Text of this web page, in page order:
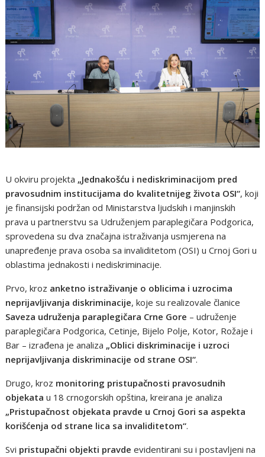
U okviru projekta „Jednakošću i nediskriminacijom pred
pravosudnim institucijama do kvalitetnijeg života OSI“, koji
je finansijski podržan od Ministarstva ljudskih i manjinskih
prava u partnerstvu sa Udruženjem paraplegičara Podgorica,
sprovedena su dva značajna istraživanja usmjerena na
unapređenje prava osoba sa invaliditetom (OSI) u Crnoj Gori u
oblastima jednakosti i nediskriminacije.
Prvo, kroz anketno istraživanje o oblicima i uzrocima
neprijavljivanja diskriminacije, koje su realizovale članice
Saveza udruženja paraplegičara Crne Gore – udruženje
paraplegičara Podgorica, Cetinje, Bijelo Polje, Kotor, Rožaje i
Bar – izrađena je analiza „Oblici diskriminacije i uzroci
neprijavljivanja diskriminacije od strane OSI“.
Drugo, kroz monitoring pristupačnosti pravosudnih
objekata u 18 crnogorskih opština, kreirana je analiza
„Pristupačnost objekata pravde u Crnoj Gori sa aspekta
korišćenja od strane lica sa invaliditetom“.
Svi pristupačni objekti pravde evidentirani su i postavljeni na